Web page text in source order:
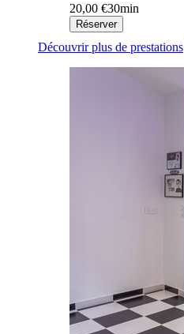
20,00 €30min
Réserver
Découvrir plus de prestations